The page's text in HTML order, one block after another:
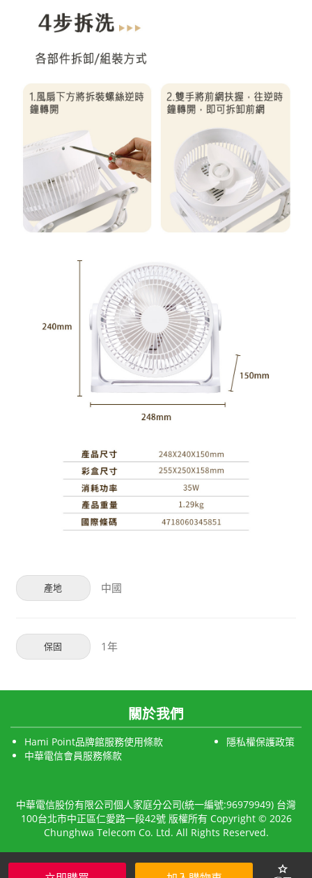
star
產地 中國
保固 1年
關於我們
Hami Point品牌館服務使用條款
隱私權保護政策
中華電信會員服務條款
中華電信股份有限公司個人家庭分公司(統一編號:96979949) 台灣
100台北市中正區仁愛路一段42號 版權所有 Copyright © 2026
Chunghwa Telecom Co. Ltd. All Rights Reserved.